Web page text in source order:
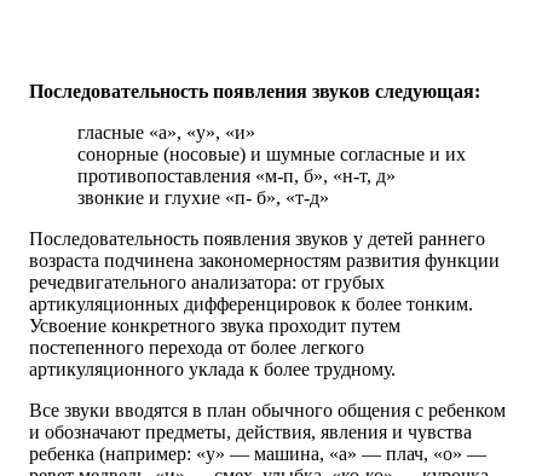
Последовательность появления звуков следующая:
гласные «а», «у», «и»
сонорные (носовые) и шумные согласные и их
противопоставления «м-п, б», «н-т, д»
звонкие и глухие «п- б», «т-д»
Последовательность появления звуков у детей раннего
возраста подчинена закономерностям развития функции
речедвигательного анализатора: от грубых
артикуляционных дифференцировок к более тонким.
Усвоение конкретного звука проходит путем
постепенного перехода от более легкого
артикуляционного уклада к более трудному.
Все звуки вводятся в план обычного общения с ребенком
и обозначают предметы, действия, явления и чувства
ребенка (например: «у» — машина, «а» — плач, «о» —